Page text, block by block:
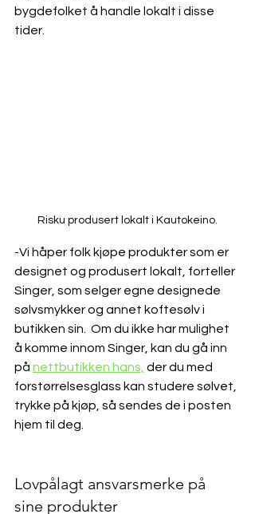
bygdefolket å handle lokalt i disse
tider.
Risku produsert lokalt i Kautokeino.
-Vi håper folk kjøpe produkter som er
designet og produsert lokalt, forteller
Singer, som selger egne designede
sølvsmykker og annet koftesølv i
butikken sin.  Om du ikke har mulighet
å komme innom Singer, kan du gå inn
på nettbutikken hans, der du med
forstørrelsesglass kan studere sølvet,
trykke på kjøp, så sendes de i posten
hjem til deg.
Lovpålagt ansvarsmerke på
sine produkter